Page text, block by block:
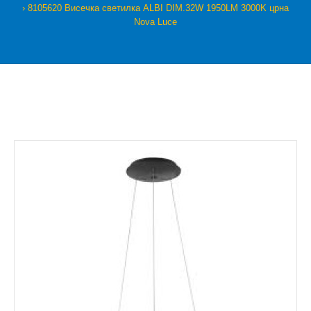
8105620 Висечка светилка ALBI DIM.32W 1950LM 3000K црна
Nova Luce